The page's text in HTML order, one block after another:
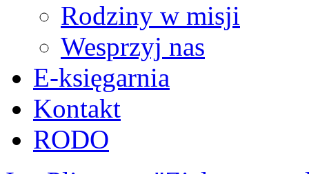
Rodziny w misji
Wesprzyj nas
E-księgarnia
Kontakt
RODO